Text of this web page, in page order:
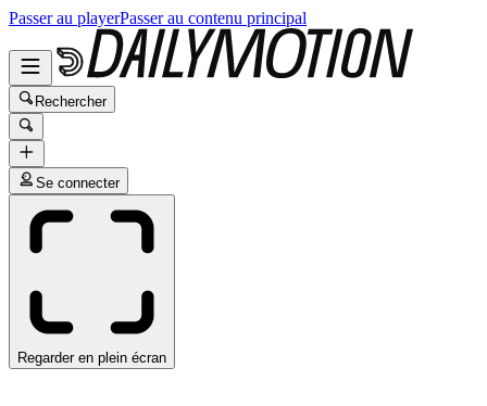
Passer au playerPasser au contenu principal
Rechercher
Se connecter
Regarder en plein écran